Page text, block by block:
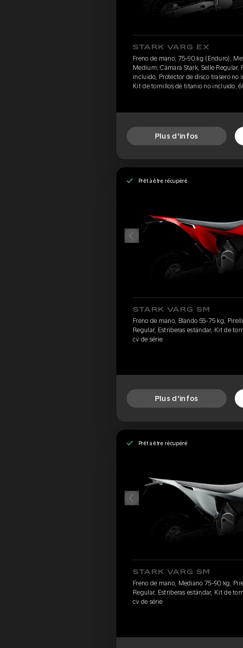
STARK VARG EX
Freno de mano, 75-90 kg (Enduro),
Medium, Cámara Stark, Selle Regular,
incluido, Protector de disco trasero no
Kit de tornillos de titanio no incluido,
Plus d'infos
Prêt à être récupéré
STARK VARG SM
Freno de mano, Blando 55-75 kg,
Regular, Estriberas estándar, Kit de
cv de série
Plus d'infos
Prêt à être récupéré
STARK VARG SM
Freno de mano, Mediano 75-90 kg,
Regular, Estriberas estándar, Kit de
cv de série